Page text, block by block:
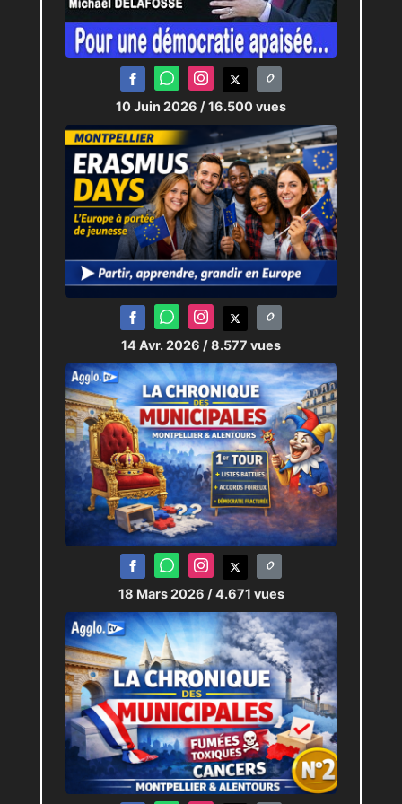
10 Juin 2026 / 16.500 vues
14 Avr. 2026 / 8.577 vues
18 Mars 2026 / 4.671 vues